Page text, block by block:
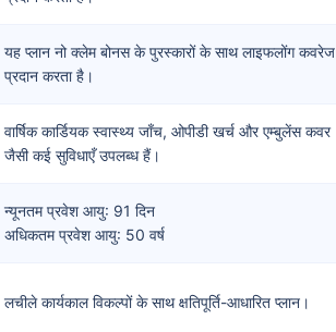
यह प्लान नो क्लेम बोनस के पुरस्कारों के साथ लाइफलोंग कवरेज
प्रदान करता है।
वार्षिक कार्डियक स्वास्थ्य जाँच, ओपीडी खर्च और एम्बुलेंस कवर
जैसी कई सुविधाएँ उपलब्ध हैं।
न्यूनतम प्रवेश आयु: 91 दिन
अधिकतम प्रवेश आयु: 50 वर्ष
लचीले कार्यकाल विकल्पों के साथ क्षतिपूर्ति-आधारित प्लान।